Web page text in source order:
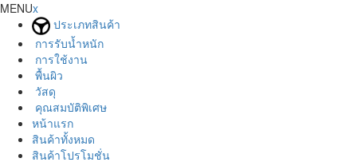
MENUx
ประเภทสินค้า
การรับน้ำหนัก
การใช้งาน
พื้นผิว
วัสดุ
คุณสมบัติพิเศษ
หน้าแรก
สินค้าทั้งหมด
สินค้าโปรโมชั่น